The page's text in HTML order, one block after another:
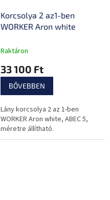
Korcsolya 2 az1-ben
WORKER Aron white
Raktáron
33 100 Ft
BŐVEBBEN
Lány korcsolya 2 az 1-ben
WORKER Aron white, ABEC 5,
méretre állítható.